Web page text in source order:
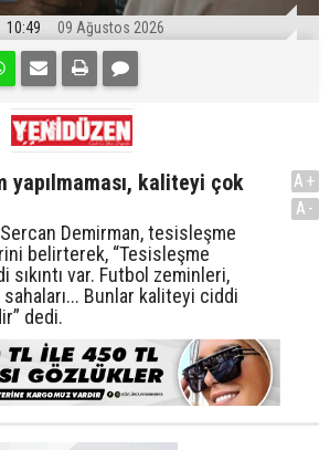
10:49 09 Ağustos 2026
yapılmaması, kaliteyi çok
Demirman, tesisleşme
belirterek, “Tesisleşme
var. Futbol zeminleri,
Bunlar kaliteyi ciddi
dedi.
A+
A-